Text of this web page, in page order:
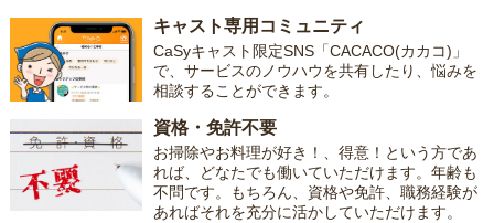
キャスト専用コミュニティ
CaSyキャスト限定SNS「CACACO(カカコ)」
で、サービスのノウハウを共有したり、悩みを
相談することができます。
資格・免許不要
お掃除やお料理が好き！、得意！という方であ
れば、どなたでも働いていただけます。年齢も
不問です。もちろん、資格や免許、職務経験が
あればそれを充分に活かしていただけます。